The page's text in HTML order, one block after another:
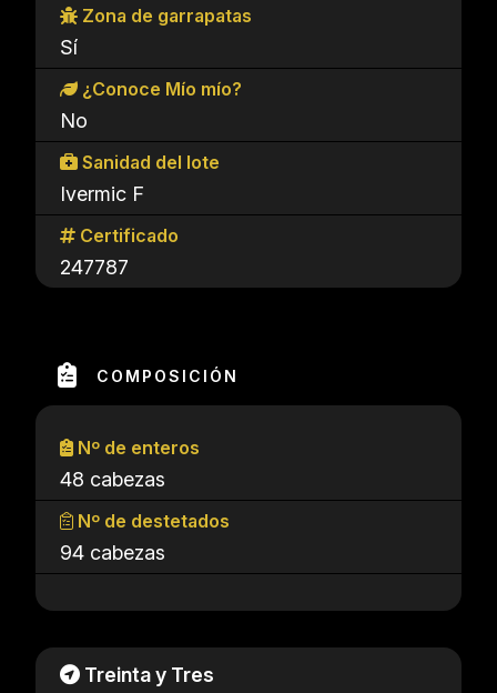
Zona de garrapatas
Sí
¿Conoce Mío mío?
No
Sanidad del lote
Ivermic F
Certificado
247787
COMPOSICIÓN
Nº de enteros
48 cabezas
Nº de destetados
94 cabezas
Treinta y Tres